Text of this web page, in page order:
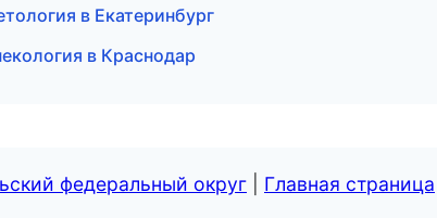
в Екатеринбург
в Краснодар
федеральный округ Главная страница